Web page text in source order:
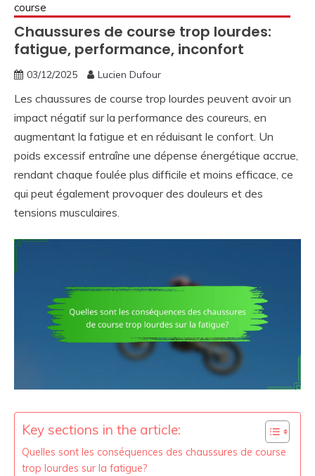
course
Chaussures de course trop lourdes:
fatigue, performance, inconfort
03/12/2025 Lucien Dufour
Les chaussures de course trop lourdes peuvent avoir un
impact négatif sur la performance des coureurs, en
augmentant la fatigue et en réduisant le confort. Un
poids excessif entraîne une dépense énergétique accrue,
rendant chaque foulée plus difficile et moins efficace, ce
qui peut également provoquer des douleurs et des
tensions musculaires.
Key sections in the article:
Quelles sont les conséquences des chaussures de course
trop lourdes sur la fatigue?